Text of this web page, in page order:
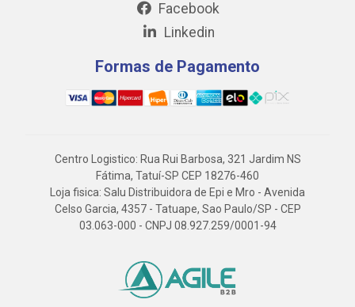
Facebook
Linkedin
Formas de Pagamento
Centro Logistico: Rua Rui Barbosa, 321 Jardim NS
Fátima, Tatuí-SP CEP 18276-460
Loja fisica: Salu Distribuidora de Epi e Mro - Avenida
Celso Garcia, 4357 - Tatuape, Sao Paulo/SP - CEP
03.063-000 - CNPJ 08.927.259/0001-94